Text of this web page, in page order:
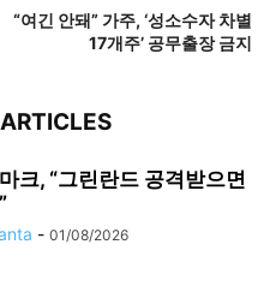
“여긴 안돼” 가주, ‘성소수자 차별
17개주’ 공무출장 금지
크, “그린란드 공격받으면
- 01/08/2026